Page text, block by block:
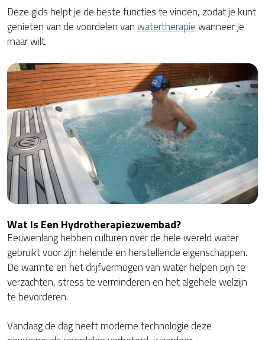
Deze gids helpt je de beste functies te vinden, zodat je kunt
genieten van de voordelen vanwatertherapiewanneer je
maar wilt.
Wat Is Een Hydrotherapiezwembad?
Eeuwenlang hebben culturen over de hele wereld water
gebruikt voor zijn helende en herstellende eigenschappen.
De warmte en het drijfvermogen van water helpen pijn te
verzachten, stress te verminderen en het algehele welzijn
te bevorderen.
Vandaag de dag heeft moderne technologie deze